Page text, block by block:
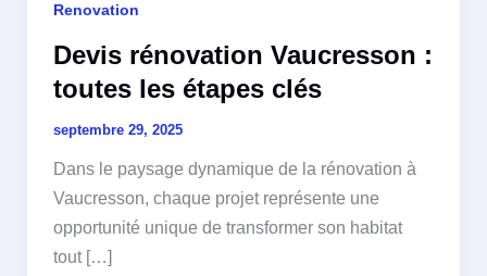
Renovation
Devis rénovation Vaucresson :
toutes les étapes clés
septembre 29, 2025
Dans le paysage dynamique de la rénovation à
Vaucresson, chaque projet représente une
opportunité unique de transformer son habitat
tout […]